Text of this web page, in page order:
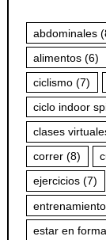
abdominales
alimentos (6)
ciclismo (7)
ciclo indoor
clases
correr (8)
ejercicios (7)
entrenamiento
estar en forma